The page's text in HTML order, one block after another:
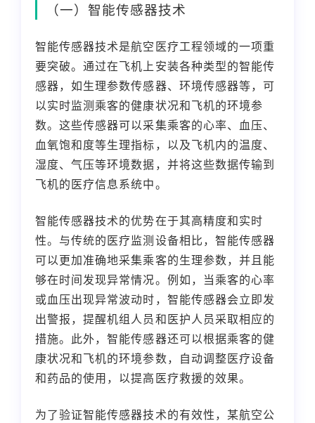
（一）智能传感器技术
智能传感器技术是航空医疗工程领域的一项重
要突破。通过在飞机上安装各种类型的智能传
感器，如生理参数传感器、环境传感器等，可
以实时监测乘客的健康状况和飞机的环境参
数。这些传感器可以采集乘客的心率、血压、
血氧饱和度等生理指标，以及飞机内的温度、
湿度、气压等环境数据，并将这些数据传输到
飞机的医疗信息系统中。
智能传感器技术的优势在于其高精度和实时
性。与传统的医疗监测设备相比，智能传感器
可以更加准确地采集乘客的生理参数，并且能
够在时间发现异常情况。例如，当乘客的心率
或血压出现异常波动时，智能传感器会立即发
出警报，提醒机组人员和医护人员采取相应的
措施。此外，智能传感器还可以根据乘客的健
康状况和飞机的环境参数，自动调整医疗设备
和药品的使用，以提高医疗救援的效果。
为了验证智能传感器技术的有效性，某航空公